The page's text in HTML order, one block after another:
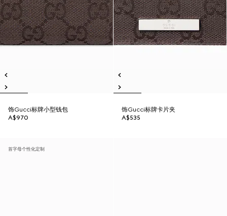
饰Gucci标牌小型钱包
A$970
饰Gucci标牌卡片夹
A$535
首字母个性化定制